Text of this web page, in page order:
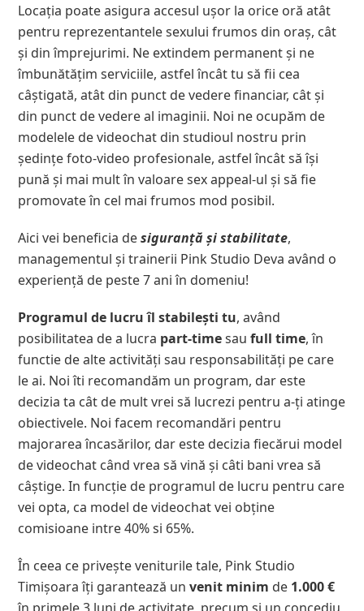
Locația poate asigura accesul ușor la orice oră atât
pentru reprezentantele sexului frumos din oraș, cât
și din împrejurimi. Ne extindem permanent și ne
îmbunătățim serviciile, astfel încât tu să fii cea
câștigată, atât din punct de vedere financiar, cât și
din punct de vedere al imaginii. Noi ne ocupăm de
modelele de videochat din studioul nostru prin
ședințe foto-video profesionale, astfel încât să își
pună și mai mult în valoare sex appeal-ul și să fie
promovate în cel mai frumos mod posibil.
Aici vei beneficia desiguranță și stabilitate,
managementul și trainerii Pink Studio Deva având o
experiență de peste 7 ani în domeniu!
Programul de lucru îl stabilești tu, având
posibilitatea de a lucra part-timesaufull time, în
functie de alte activități sau responsabilități pe care
le ai. Noi îti recomandăm un program, dar este
decizia ta cât de mult vrei să lucrezi pentru a-ți atinge
obiectivele. Noi facem recomandări pentru
majorarea încasărilor, dar este decizia fiecărui model
de videochat când vrea să vină și câti bani vrea să
câștige. In funcție de programul de lucru pentru care
vei opta, ca model de videochat vei obține
comisioane intre 40% si 65%.
În ceea ce privește veniturile tale, Pink Studio
Timișoara îți garantează unvenit minim de 1.000 €
în primele 3 luni de activitate, precum și un concediu